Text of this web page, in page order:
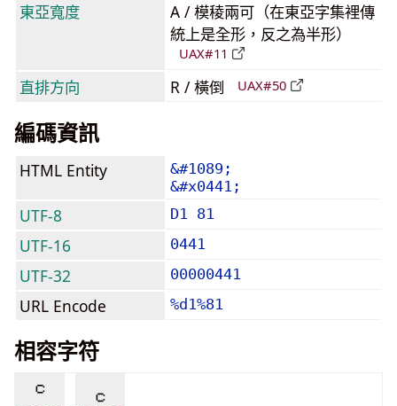
東亞寬度
A / 模稜兩可（在東亞字集裡傳
統上是全形，反之為半形）
UAX#11
直排方向 R / 橫倒 UAX#50
編碼資訊
HTML Entity
&#1089;
&#x0441;
UTF-8 D1 81
UTF-16 0441
UTF-32 00000441
URL Encode %d1%81
相容字符
𞀿 𞁞